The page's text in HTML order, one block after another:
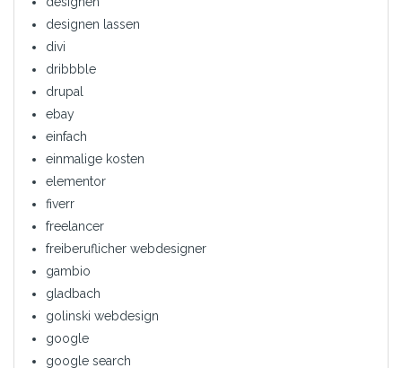
designen lassen
divi
dribbble
drupal
ebay
einfach
einmalige kosten
elementor
fiverr
freelancer
freiberuflicher webdesigner
gambio
gladbach
golinski webdesign
google
google search